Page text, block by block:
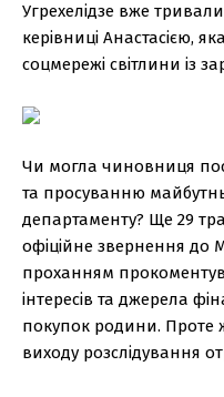
Угрехелідзе вже
керівниці Анастасією,
соцмережі світлини із
Чи могла чиновниця
та просуванню
департаменту? Ще 29
офіційне звернення до
проханням
інтересів та джерела
покупок родини. Проте
виходу розслідування